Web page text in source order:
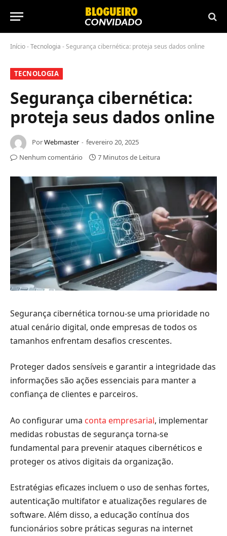
Início-Tecnologia -Segurança cibernética: proteja seus dados online
TECNOLOGIA
Segurança cibernética:
proteja seus dados online
PorWebmaster
fevereiro 20, 2025
Nenhum comentário
7 Minutos de Leitura
Segurança cibernética tornou-se uma prioridade no
atual cenário digital, onde empresas de todos os
tamanhos enfrentam desafios crescentes.
Proteger dados sensíveis e garantir a integridade das
informações são ações essenciais para manter a
confiança de clientes e parceiros.
Ao configurar uma conta empresarial, implementar
medidas robustas de segurança torna-se
fundamental para prevenir ataques cibernéticos e
proteger os ativos digitais da organização.
Estratégias eficazes incluem o uso de senhas fortes,
autenticação multifator e atualizações regulares de
software. Além disso, a educação contínua dos
funcionários sobre práticas seguras na internet